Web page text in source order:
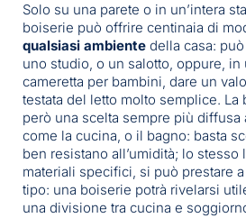
Solo su una parete o in un’intera
boiserie può offrire centinaia di
qualsiasi ambiente della casa:
uno studio, o un salotto, oppure, in
cameretta per bambini, dare un
testata del letto molto semplice. La
però una scelta sempre più diffusa
come la cucina, o il bagno: basta
ben resistano all’umidità; lo stesso
materiali specifici, si può prestare
tipo: una boiserie potrà rivelarsi
una divisione tra cucina e